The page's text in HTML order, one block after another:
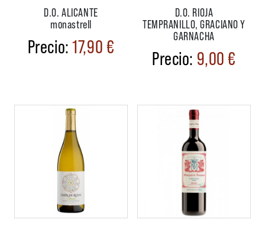
D.O. ALICANTE
monastrell
17,90€
D.O. RIOJA
TEMPRANILLO, GRACIANO Y
GARNACHA
9,00€